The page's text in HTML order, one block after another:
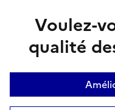
Voulez-
qualité